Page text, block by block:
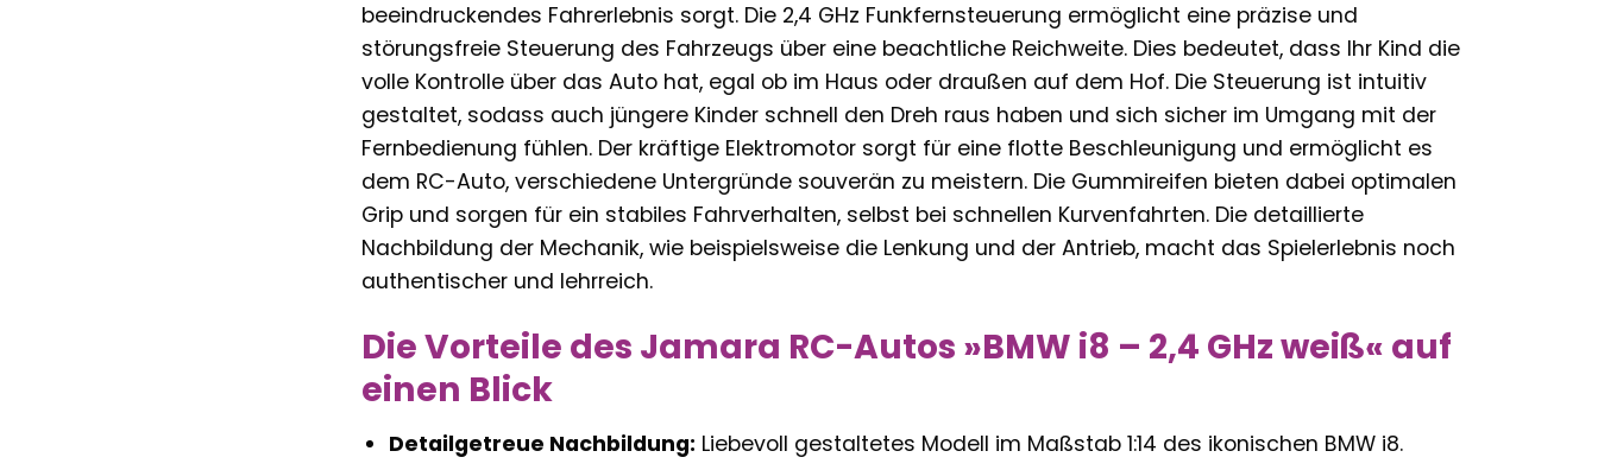
beeindruckendes Fahrerlebnis sorgt. Die 2,4 GHz Funkfernsteuerung ermöglicht eine präzise und
störungsfreie Steuerung des Fahrzeugs über eine beachtliche Reichweite. Dies bedeutet, dass Ihr Kind die
volle Kontrolle über das Auto hat, egal ob im Haus oder draußen auf dem Hof. Die Steuerung ist intuitiv
gestaltet, sodass auch jüngere Kinder schnell den Dreh raus haben und sich sicher im Umgang mit der
Fernbedienung fühlen. Der kräftige Elektromotor sorgt für eine flotte Beschleunigung und ermöglicht es
dem RC-Auto, verschiedene Untergründe souverän zu meistern. Die Gummireifen bieten dabei optimalen
Grip und sorgen für ein stabiles Fahrverhalten, selbst bei schnellen Kurvenfahrten. Die detaillierte
Nachbildung der Mechanik, wie beispielsweise die Lenkung und der Antrieb, macht das Spielerlebnis noch
authentischer und lehrreich.
Die Vorteile des Jamara RC-Autos »BMW i8 – 2,4 GHz weiß« auf
einen Blick
Detailgetreue Nachbildung: Liebevoll gestaltetes Modell im Maßstab 1:14 des ikonischen BMW i8.